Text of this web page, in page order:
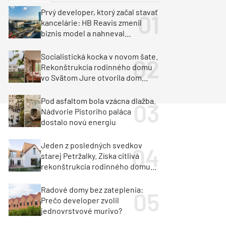
Klimatizácia a vetranie
Milan Murcka
Prvý developer, ktorý začal stavať
kancelárie: HB Reavis zmenil
biznis model a nahneval
Socialistická kocka v novom šate.
Rekonštrukcia rodinného domu
vo Svätom Jure otvorila dom
Pod asfaltom bola vzácna dlažba.
Nádvorie Pistoriho paláca
dostalo novú energiu
Jeden z posledných svedkov
starej Petržalky. Získa citlivá
rekonštrukcia rodinného domu
Radové domy bez zateplenia:
Prečo developer zvolil
jednovrstvové murivo?